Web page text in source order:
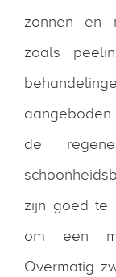
zonnen en
zoals
de
zijn goed te
om een
Overmatig